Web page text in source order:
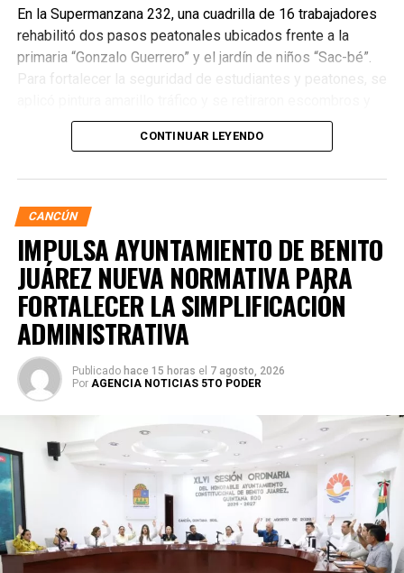
En la Supermanzana 232, una cuadrilla de 16 trabajadores
rehabilitó dos pasos peatonales ubicados frente a la
primaria “Gonzalo Guerrero” y el jardín de niños “Sac-bé”.
Para fortalecer la seguridad de estudiantes y peatones, se
residuos vegetales acumulados en la zona. Estas
acciones buscan garantizar entornos escolares más
Posteriormente, en la Supermanzana 238, se atendió la
solicitud de vecinos mediante el desazolve de un pozo
pluvial localizado en el cruce de la Calle 53 con Calle 112.
Con apoyo de una máquina perforadora y una unidad
Vactor, se liberó el captador para prevenir
encharcamientos y mejorar el flujo hidráulico, lo que fue
CONTINUAR LEYENDO
CANCÚN
IMPULSA AYUNTAMIENTO DE BENITO
JUÁREZ NUEVA NORMATIVA PARA
FORTALECER LA SIMPLIFICACIÓN
ADMINISTRATIVA
Publicado hace 15 horas el 7 agosto, 2026
Por AGENCIA NOTICIAS 5TO PODER